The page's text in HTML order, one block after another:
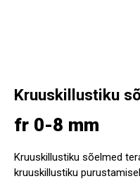
Kruuskillustiku
fr 0-8 mm
Kruuskillustiku sõelmed
kruuskillustiku